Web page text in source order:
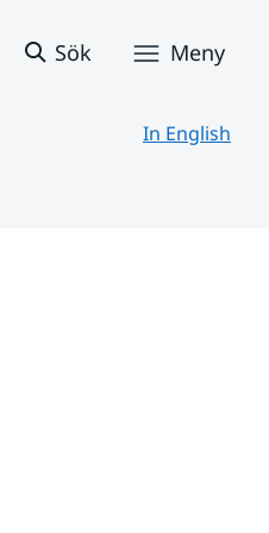
Sök Meny
In English